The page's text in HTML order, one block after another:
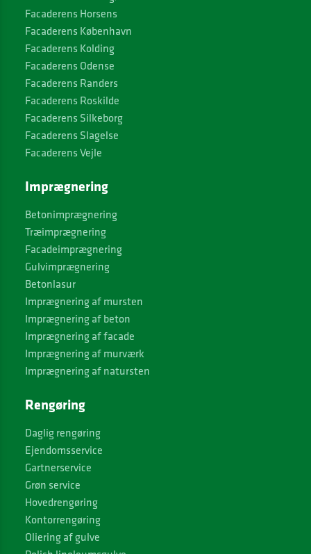
Facaderens Horsens
Facaderens København
Facaderens Kolding
Facaderens Odense
Facaderens Randers
Facaderens Roskilde
Facaderens Silkeborg
Facaderens Slagelse
Facaderens Vejle
Imprægnering
Betonimprægnering
Træimprægnering
Facadeimprægnering
Gulvimprægnering
Betonlasur
Imprægnering af mursten
Imprægnering af beton
Imprægnering af facade
Imprægnering af murværk
Imprægnering af natursten
Rengøring
Daglig rengøring
Ejendomsservice
Gartnerservice
Grøn service
Hovedrengøring
Kontorrengøring
Oliering af gulve